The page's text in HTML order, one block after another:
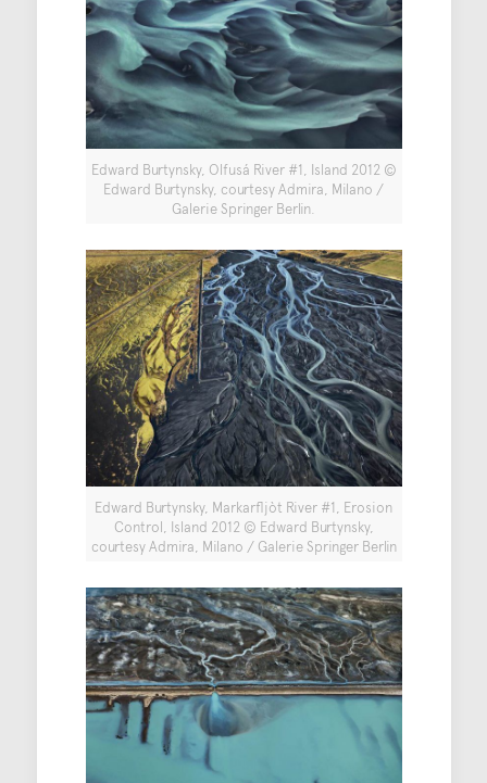
Edward Burtynsky, Olfusá River #1, Island 2012 ©
Edward Burtynsky, courtesy Admira, Milano /
Galerie Springer Berlin.
Edward Burtynsky, Markarfljòt River #1, Erosion
Control, Island 2012 © Edward Burtynsky,
courtesy Admira, Milano / Galerie Springer Berlin